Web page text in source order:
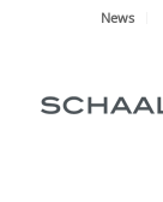
News